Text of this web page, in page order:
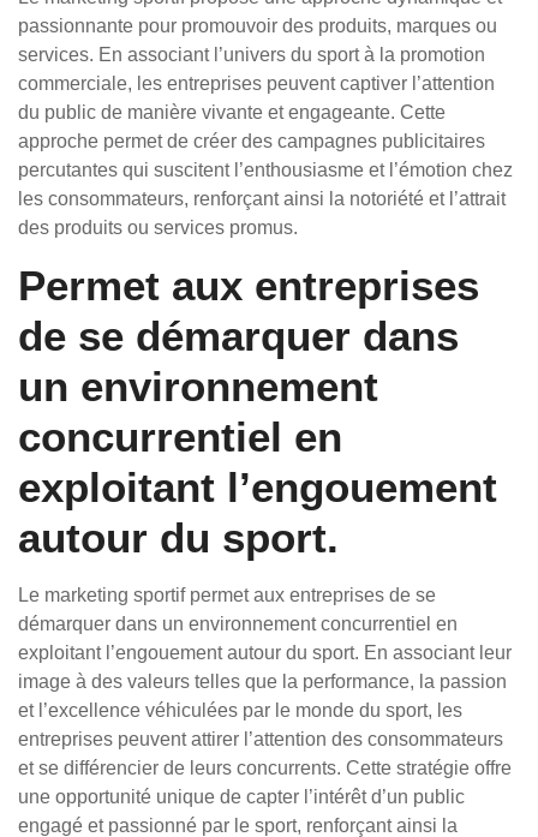
passionnante pour promouvoir des produits, marques ou
services. En associant l’univers du sport à la promotion
commerciale, les entreprises peuvent captiver l’attention
du public de manière vivante et engageante. Cette
approche permet de créer des campagnes publicitaires
percutantes qui suscitent l’enthousiasme et l’émotion chez
les consommateurs, renforçant ainsi la notoriété et l’attrait
des produits ou services promus.
Permet aux entreprises
de se démarquer dans
un environnement
concurrentiel en
exploitant l’engouement
autour du sport.
Le marketing sportif permet aux entreprises de se
démarquer dans un environnement concurrentiel en
exploitant l’engouement autour du sport. En associant leur
image à des valeurs telles que la performance, la passion
et l’excellence véhiculées par le monde du sport, les
entreprises peuvent attirer l’attention des consommateurs
et se différencier de leurs concurrents. Cette stratégie offre
une opportunité unique de capter l’intérêt d’un public
engagé et passionné par le sport, renforçant ainsi la